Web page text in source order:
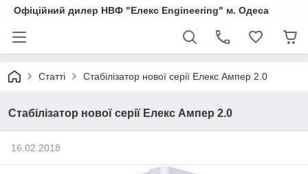
Офіційний дилер НВФ "Елекс Engineering" м. Одеса
Статті Стабілізатор нової серії Елекс Ампер 2.0
Стабілізатор нової серії Елекс Ампер 2.0
16.02.2018